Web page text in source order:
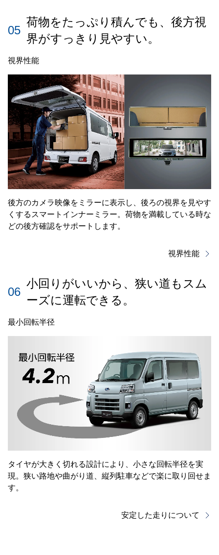
05
荷物をたっぷり積んでも、後方視
界がすっきり見やすい。
視界性能
後方のカメラ映像をミラーに表示し、後ろの視界を見やす
くするスマートインナーミラー。荷物を満載している時な
どの後方確認をサポートします。
視界性能
06
小回りがいいから、狭い道もスム
ーズに運転できる。
最小回転半径
タイヤが大きく切れる設計により、小さな回転半径を実
現。狭い路地や曲がり道、縦列駐車などで楽に取り回せま
す。
安定した走りについて